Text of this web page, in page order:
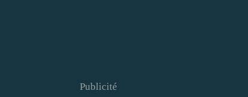
Publicité